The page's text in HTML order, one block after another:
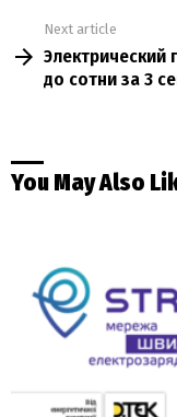
Next article
Электрический
до сотни за 3
You May Also